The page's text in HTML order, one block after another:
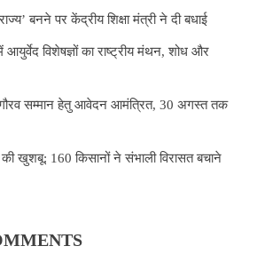
बनने पर केंद्रीय शिक्षा मंत्री ने दी बधाई
विशेषज्ञों का राष्ट्रीय मंथन, शोध और
सम्मान हेतु आवेदन आमंत्रित, 30 अगस्त तक
खुशबू: 160 किसानों ने संभाली विरासत बचाने